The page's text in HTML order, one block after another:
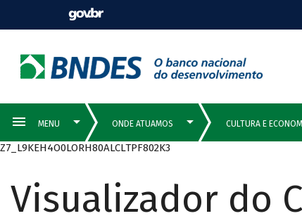
Z7_L9KEH4O0LORH80ALCLTPF802K3
Visualizador do